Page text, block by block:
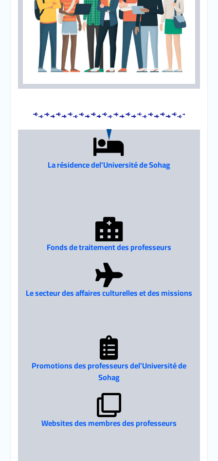
La résidence del'Université de Sohag
Fonds de traitement des professeurs
Le secteur des affaires culturelles et des missions
Promotions des professeurs del'Université de
Sohag
Websites des membres des professeurs